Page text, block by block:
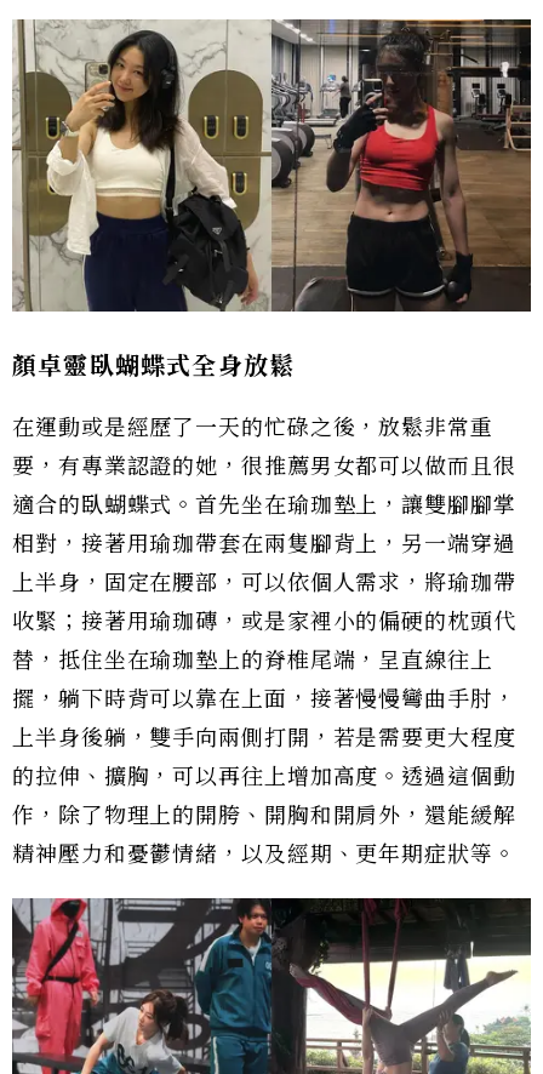
顏卓靈臥蝴蝶式全身放鬆
在運動或是經歷了一天的忙碌之後，放鬆非常重
要，有專業認證的她，很推薦男女都可以做而且很
適合的臥蝴蝶式。首先坐在瑜珈墊上，讓雙腳腳掌
相對，接著用瑜珈帶套在兩隻腳背上，另一端穿過
上半身，固定在腰部，可以依個人需求，將瑜珈帶
收緊；接著用瑜珈磚，或是家裡小的偏硬的枕頭代
替，抵住坐在瑜珈墊上的脊椎尾端，呈直線往上
擺，躺下時背可以靠在上面，接著慢慢彎曲手肘，
上半身後躺，雙手向兩側打開，若是需要更大程度
的拉伸、擴胸，可以再往上增加高度。透過這個動
作，除了物理上的開胯、開胸和開肩外，還能緩解
精神壓力和憂鬱情緒，以及經期、更年期症狀等。